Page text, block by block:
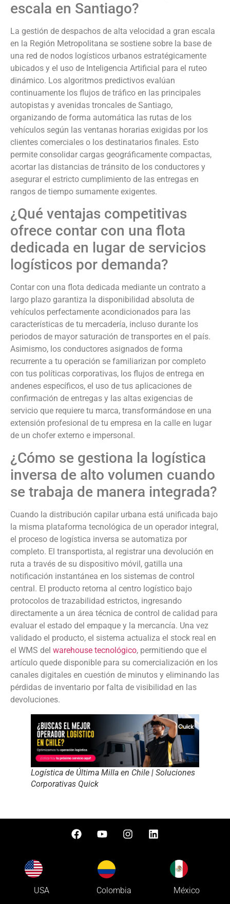
escala en Santiago?
La gestión de despachos de alta velocidad a gran escala
en la Región Metropolitana se sostiene sobre la base de
una red de nodos logísticos urbanos estratégicamente
ubicados y el uso de Inteligencia Artificial para el ruteo
dinámico. Los algoritmos predictivos evalúan
continuamente los flujos de tráfico en las principales
autopistas y avenidas troncales de Santiago,
organizando de forma automática las rutas de los
vehículos según las ventanas horarias exigidas por los
clientes comerciales o los destinatarios finales. Esto
permite consolidar cargas geográficamente compactas,
acortar las distancias de tránsito de los conductores y
asegurar el estricto cumplimiento de las entregas en
rangos de tiempo sumamente exigentes.
¿Qué ventajas competitivas
ofrece contar con una flota
dedicada en lugar de servicios
logísticos por demanda?
Contar con una flota dedicada mediante un contrato a
largo plazo garantiza la disponibilidad absoluta de
vehículos perfectamente acondicionados para las
características de tu mercadería, incluso durante los
periodos de mayor saturación de transportes en el país.
Asimismo, los conductores asignados de forma
recurrente a tu operación se familiarizan por completo
con tus políticas corporativas, los flujos de entrega en
andenes específicos, el uso de tus aplicaciones de
confirmación de entregas y las altas exigencias de
servicio que requiere tu marca, transformándose en una
extensión profesional de tu empresa en la calle en lugar
de un chofer externo e impersonal.
¿Cómo se gestiona la logística
inversa de alto volumen cuando
se trabaja de manera integrada?
Cuando la distribución capilar urbana está unificada bajo
la misma plataforma tecnológica de un operador integral,
el proceso de logística inversa se automatiza por
completo. El transportista, al registrar una devolución en
ruta a través de su dispositivo móvil, gatilla una
notificación instantánea en los sistemas de control
central. El producto retorna al centro logístico bajo
protocolos de trazabilidad estrictos, ingresando
directamente a un área técnica de control de calidad para
evaluar el estado del empaque y la mercancía. Una vez
validado el producto, el sistema actualiza el stock real en
el WMS del warehouse tecnológico, permitiendo que el
artículo quede disponible para su comercialización en los
canales digitales en cuestión de minutos y eliminando las
pérdidas de inventario por falta de visibilidad en las
devoluciones.
Logística de Última Milla en Chile | Soluciones
Corporativas Quick
USA Colombia México